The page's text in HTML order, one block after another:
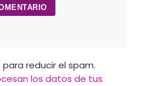
reducir el spam.
los datos de tus